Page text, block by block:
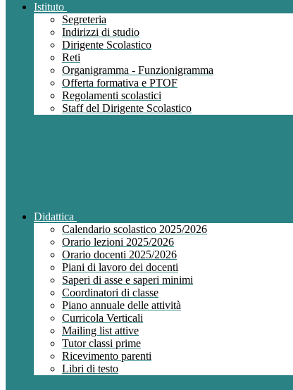
Istituto
Segreteria
Indirizzi di studio
Dirigente Scolastico
Reti
Organigramma - Funzionigramma
Offerta formativa e PTOF
Regolamenti scolastici
Staff del Dirigente Scolastico
Didattica
Calendario scolastico 2025/2026
Orario lezioni 2025/2026
Orario docenti 2025/2026
Piani di lavoro dei docenti
Saperi di asse e saperi minimi
Coordinatori di classe
Piano annuale delle attività
Curricola Verticali
Mailing list attive
Tutor classi prime
Ricevimento parenti
Libri di testo